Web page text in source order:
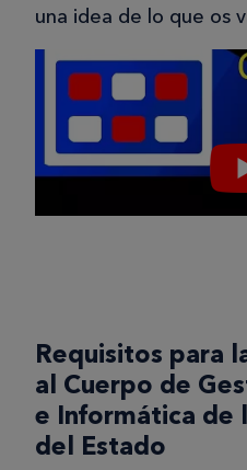
una idea de lo que os
Requisitos para
al Cuerpo de
e Informática de
del Estado